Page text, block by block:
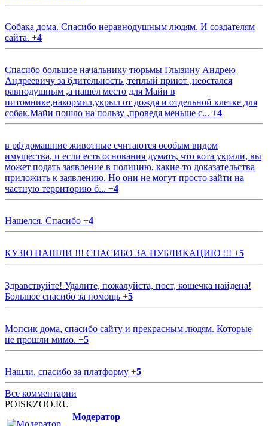
Собака дома. Спасибо неравнодушным людям. И создателям
сайта. +4
Спасибо большое начальнику тюрьмы Глызину Андрею
Андреевичу за бдительность ,тёплый приют ,неостался
равнодушным ,а нашёл место для Майи в
питомнике,накормил,укрыл от дождя и отдельной клетке для
собак.Майи пошло на пользу ,проведя меньше с... +4
в рф домашние животные считаются особым видом
имущества, и если есть основания думать, что кота украли, вы
может подать заявление в полицию, какие-то доказательства
приложить к заявлению. Но они не могут просто зайти на
частную территорию б... +4
Нашелся. Спасибо +4
КУЗЮ НАШЛИ !!! СПАСИБО ЗА ПУБЛИКАЦИЮ !!! +5
Здравствуйте! Удалите, пожалуйста, пост, кошечка найдена!
Большое спасибо за помощь +5
Мопсик дома, спасибо сайту и прекрасным людям. Которые
не прошли мимо. +5
Нашли, спасибо за платформу +5
Все комментарии
POISKZOO.RU
Модератор